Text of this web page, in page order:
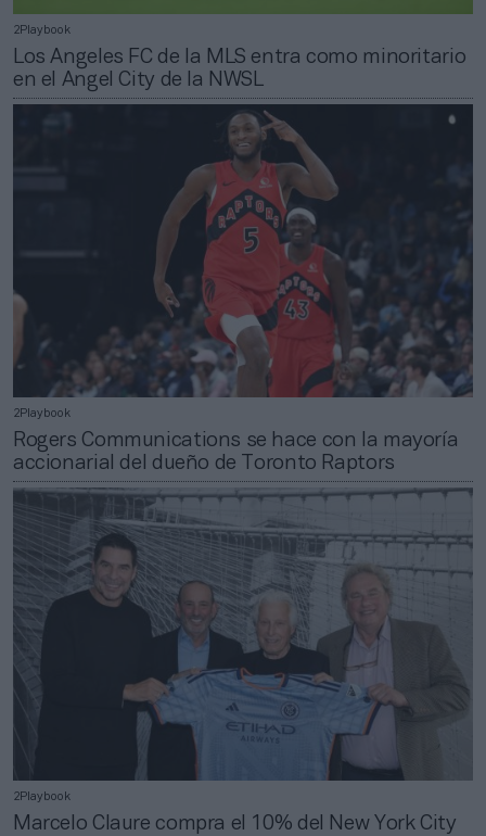
2Playbook
Los Angeles FC de la MLS entra como minoritario
en el Angel City de la NWSL
2Playbook
Rogers Communications se hace con la mayoría
accionarial del dueño de Toronto Raptors
2Playbook
Marcelo Claure compra el 10% del New York City